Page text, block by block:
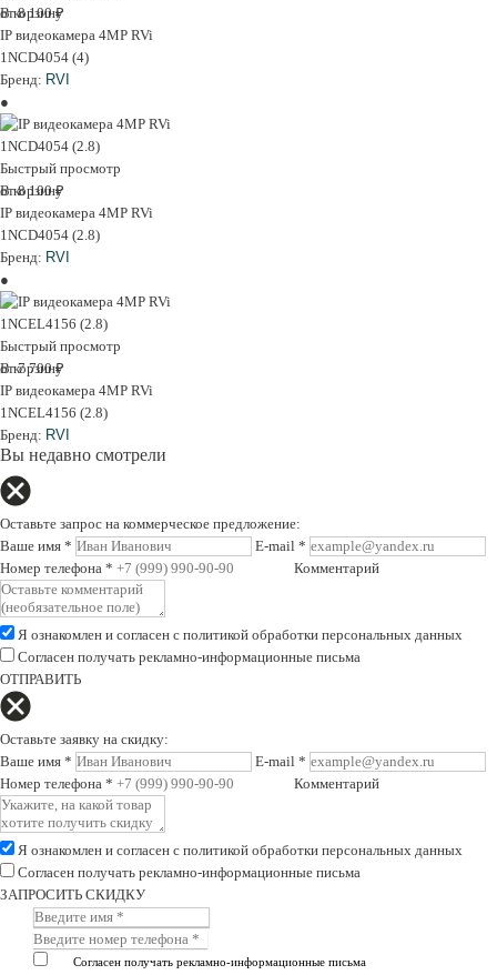
В корзину
от 8 100 ₽
IP видеокамера 4MP RVi
1NCD4054 (4)
Бренд: RVI
Быстрый просмотр
В корзину
от 8 100 ₽
IP видеокамера 4MP RVi
1NCD4054 (2.8)
Бренд: RVI
Быстрый просмотр
В корзину
от 7 700 ₽
IP видеокамера 4MP RVi
1NCEL4156 (2.8)
Бренд: RVI
Вы недавно смотрели
Оставьте запрос на коммерческое предложение:
Ваше имя * E-mail *
Номер телефона * Комментарий
Я ознакомлен и согласен с политикой обработки персональных данных
Согласен получать рекламно-информационные письма
ОТПРАВИТЬ
Оставьте заявку на скидку:
Ваше имя * E-mail *
Номер телефона * Комментарий
Я ознакомлен и согласен с политикой обработки персональных данных
Согласен получать рекламно-информационные письма
ЗАПРОСИТЬ СКИДКУ
Согласен получать рекламно-информационные письма